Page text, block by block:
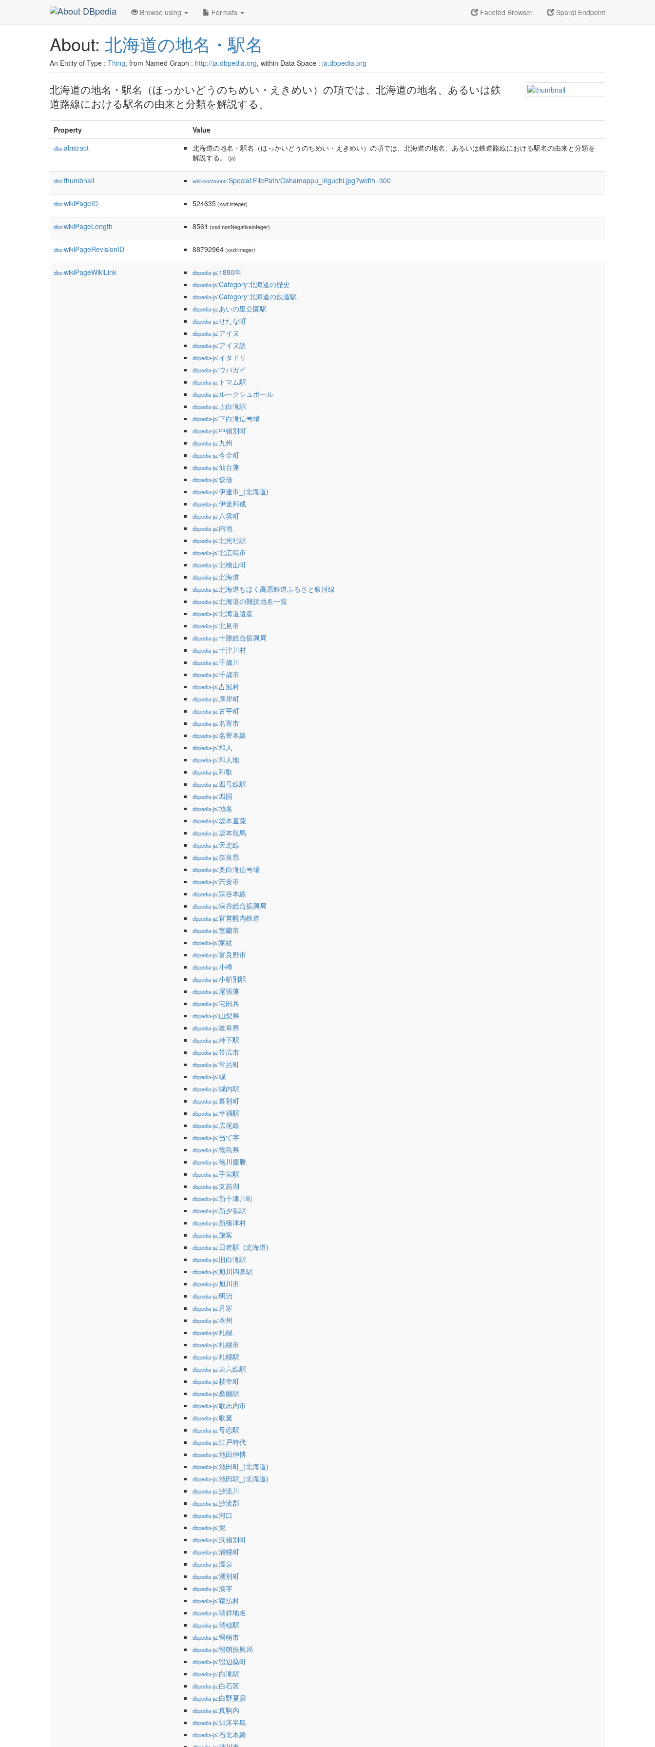
Faceted Browser Sparql Endpoint
Browse using Formats
About: 北海道の地名・駅名
An Entity of Type : Thing, from Named Graph : http://ja.dbpedia.org, within Data Space : ja.dbpedia.org
北海道の地名・駅名（ほっかいどうのちめい・えきめい）の項では、北海道の地名、あるいは鉄
道路線における駅名の由来と分類を解説する。
Property Value
dbo:abstract
北海道の地名・駅名（ほっかいどうのちめい・えきめい）の項では、北海道の地名、あるいは鉄道路線における駅名の由来と分類を
解説する。
(ja)
dbo:thumbnail wiki-commons:Special:FilePath/Oshamappu_iriguchi.jpg?width=300
dbo:wikiPageID 524635(xsd:integer)
dbo:wikiPageLength 8561 (xsd:nonNegativeInteger)
dbo:wikiPageRevisionID 88792964(xsd:integer)
dbo:wikiPageWikiLink dbpedia-ja:1880年
dbpedia-ja:Category:北海道の歴史
dbpedia-ja:Category:北海道の鉄道駅
dbpedia-ja:あいの里公園駅
dbpedia-ja:せたな町
dbpedia-ja:アイヌ
dbpedia-ja:アイヌ語
dbpedia-ja:イタドリ
dbpedia-ja:ウバガイ
dbpedia-ja:トマム駅
dbpedia-ja:ルークシュポール
dbpedia-ja:上白滝駅
dbpedia-ja:下白滝信号場
dbpedia-ja:中頓別町
dbpedia-ja:九州
dbpedia-ja:今金町
dbpedia-ja:仙台藩
dbpedia-ja:仮借
dbpedia-ja:伊達市_(北海道)
dbpedia-ja:伊達邦成
dbpedia-ja:八雲町
dbpedia-ja:内地
dbpedia-ja:北光社駅
dbpedia-ja:北広島市
dbpedia-ja:北檜山町
dbpedia-ja:北海道
dbpedia-ja:北海道ちほく高原鉄道ふるさと銀河線
dbpedia-ja:北海道の難読地名一覧
dbpedia-ja:北海道遺産
dbpedia-ja:北見市
dbpedia-ja:十勝総合振興局
dbpedia-ja:十津川村
dbpedia-ja:千歳川
dbpedia-ja:千歳市
dbpedia-ja:占冠村
dbpedia-ja:厚岸町
dbpedia-ja:古平町
dbpedia-ja:名寄市
dbpedia-ja:名寄本線
dbpedia-ja:和人
dbpedia-ja:和人地
dbpedia-ja:和歌
dbpedia-ja:四号線駅
dbpedia-ja:四国
dbpedia-ja:地名
dbpedia-ja:坂本直寛
dbpedia-ja:坂本龍馬
dbpedia-ja:天北線
dbpedia-ja:奈良県
dbpedia-ja:奥白滝信号場
dbpedia-ja:宍粟市
dbpedia-ja:宗谷本線
dbpedia-ja:宗谷総合振興局
dbpedia-ja:官営幌内鉄道
dbpedia-ja:室蘭市
dbpedia-ja:家紋
dbpedia-ja:富良野市
dbpedia-ja:小樽
dbpedia-ja:小頓別駅
dbpedia-ja:尾張藩
dbpedia-ja:屯田兵
dbpedia-ja:山梨県
dbpedia-ja:岐阜県
dbpedia-ja:峠下駅
dbpedia-ja:帯広市
dbpedia-ja:常呂町
dbpedia-ja:幌
dbpedia-ja:幌内駅
dbpedia-ja:幕別町
dbpedia-ja:幸福駅
dbpedia-ja:広尾線
dbpedia-ja:当て字
dbpedia-ja:徳島県
dbpedia-ja:徳川慶勝
dbpedia-ja:手宮駅
dbpedia-ja:支笏湖
dbpedia-ja:新十津川町
dbpedia-ja:新夕張駅
dbpedia-ja:新篠津村
dbpedia-ja:旅客
dbpedia-ja:日進駅_(北海道)
dbpedia-ja:旧白滝駅
dbpedia-ja:旭川四条駅
dbpedia-ja:旭川市
dbpedia-ja:明治
dbpedia-ja:月寒
dbpedia-ja:本州
dbpedia-ja:札幌
dbpedia-ja:札幌市
dbpedia-ja:札幌駅
dbpedia-ja:東六線駅
dbpedia-ja:枝幸町
dbpedia-ja:桑園駅
dbpedia-ja:歌志内市
dbpedia-ja:歌棄
dbpedia-ja:母恋駅
dbpedia-ja:江戸時代
dbpedia-ja:池田仲博
dbpedia-ja:池田町_(北海道)
dbpedia-ja:池田駅_(北海道)
dbpedia-ja:沙流川
dbpedia-ja:沙流郡
dbpedia-ja:河口
dbpedia-ja:泥
dbpedia-ja:浜頓別町
dbpedia-ja:浦幌町
dbpedia-ja:温泉
dbpedia-ja:湧別町
dbpedia-ja:漢字
dbpedia-ja:猿払村
dbpedia-ja:瑞祥地名
dbpedia-ja:瑞穂駅
dbpedia-ja:留萌市
dbpedia-ja:留萌振興局
dbpedia-ja:留辺蘂町
dbpedia-ja:白滝駅
dbpedia-ja:白石区
dbpedia-ja:白野夏雲
dbpedia-ja:真駒内
dbpedia-ja:知床半島
dbpedia-ja:石北本線